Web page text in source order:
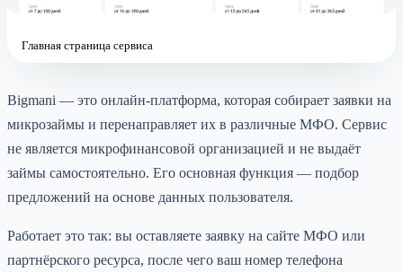
Главная страница сервиса
Bigmani — это онлайн-платформа, которая собирает заявки на
микрозаймы и перенаправляет их в различные МФО. Сервис
не является микрофинансовой организацией и не выдаёт
займы самостоятельно. Его основная функция — подбор
предложений на основе данных пользователя.
Работает это так: вы оставляете заявку на сайте МФО или
партнёрского ресурса, после чего ваш номер телефона